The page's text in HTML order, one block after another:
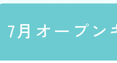
7月オープン